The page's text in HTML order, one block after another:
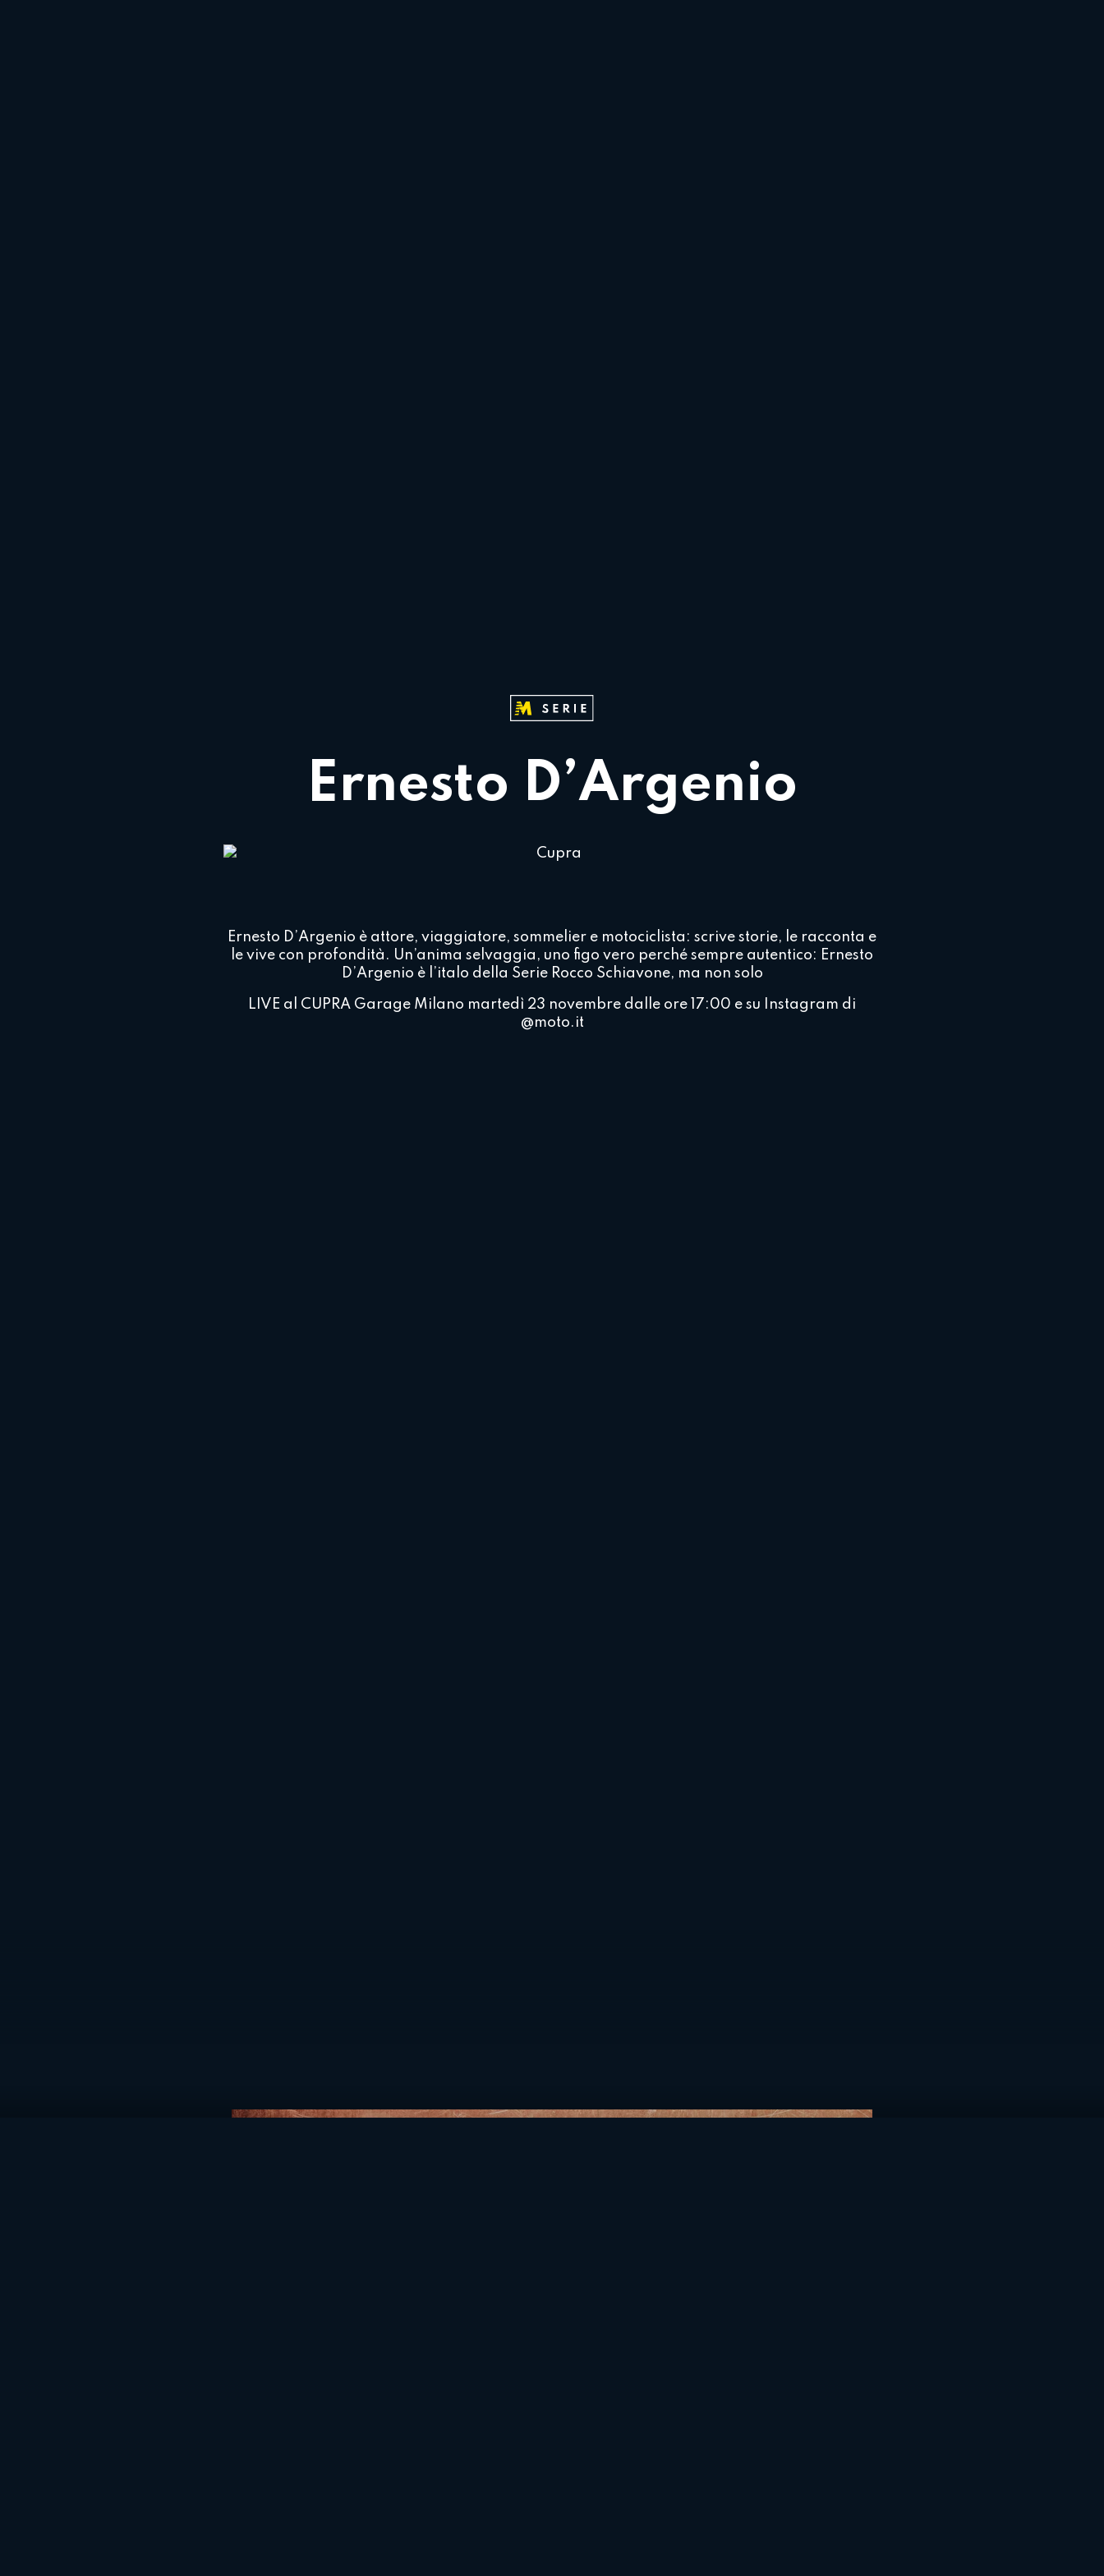
Ernesto D’Argenio
Ernesto D’Argenio è attore, viaggiatore, sommelier e motociclista: scrive storie, le racconta e
le vive con profondità. Un’anima selvaggia, uno figo vero perché sempre autentico: Ernesto
D’Argenio è l’italo della Serie Rocco Schiavone, ma non solo
LIVE al CUPRA Garage Milano martedì 23 novembre dalle ore 17:00 e su Instagram di
@moto.it